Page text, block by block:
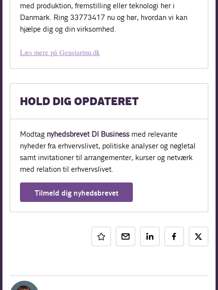
med produktion, fremstilling eller teknologi her i
Danmark. Ring 33773417 nu og hør, hvordan vi kan
hjælpe dig og din virksomhed.
Læs mere på Genstartnu.dk
HOLD DIG OPDATERET
Modtag nyhedsbrevet DI Business med relevante
nyheder fra erhvervslivet, politiske analyser og nøgletal
samt invitationer til arrangementer, kurser og netværk
med relation til erhvervslivet.
Tilmeld dig nyhedsbrevet